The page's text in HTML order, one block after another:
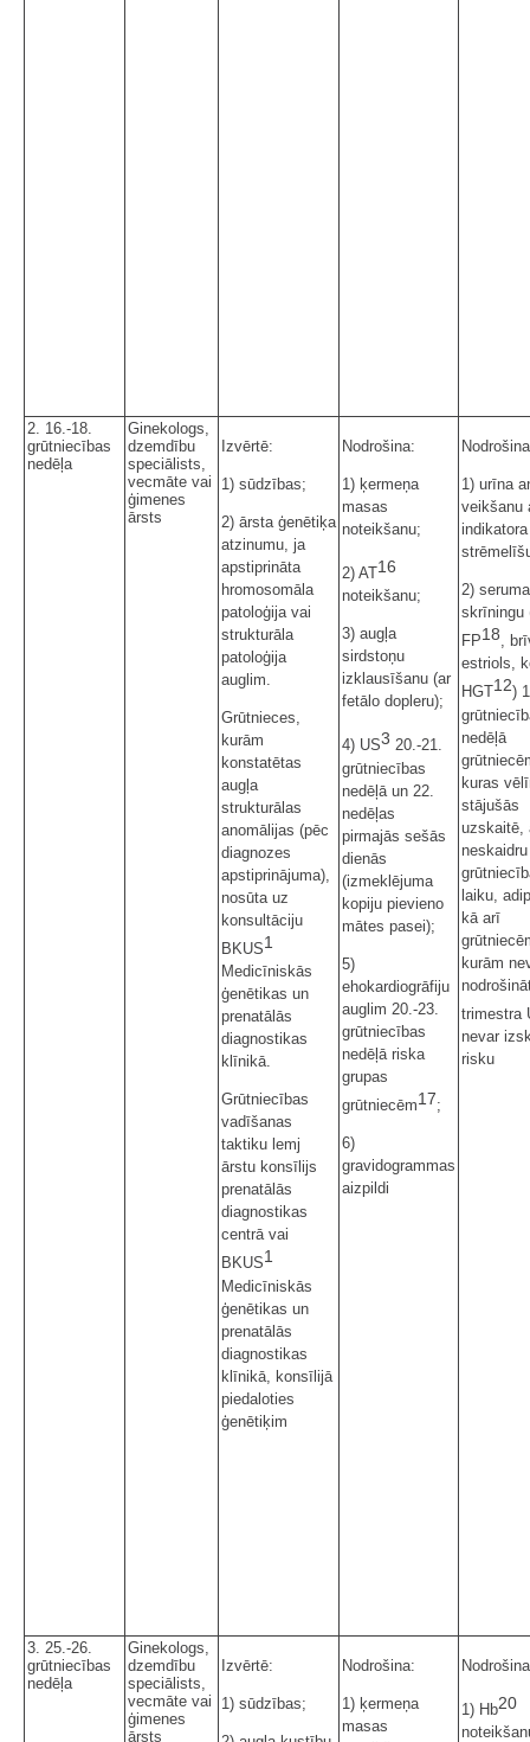
2. 16.-18.
grūtniecības
nedēļa
Ginekologs,
dzemdību
speciālists,
vecmāte vai
ģimenes
ārsts
Izvērtē:
1) sūdzības;
2) ārsta ģenētiķa
atzinumu, ja
apstiprināta
hromosomāla
patoloģija vai
strukturāla
patoloģija
auglim.
Grūtnieces,
kurām
konstatētas
augļa
strukturālas
anomālijas (pēc
diagnozes
apstiprinājuma),
nosūta uz
konsultāciju
BKUS1
Medicīniskās
ģenētikas un
prenatālās
diagnostikas
klīnikā.
Grūtniecības
vadīšanas
taktiku lemj
ārstu konsīlijs
prenatālās
diagnostikas
centrā vai
BKUS1
Medicīniskās
ģenētikas un
prenatālās
diagnostikas
klīnikā, konsīlijā
piedaloties
ģenētiķim
Nodrošina:
1) ķermeņa
masas
noteikšanu;
2) AT16
noteikšanu;
3) augļa
sirdstoņu
izklausīšanu (ar
fetālo dopleru);
4) US3 20.-21.
grūtniecības
nedēļā un 22.
nedēļas
pirmajās sešās
dienās
(izmeklējuma
kopiju pievieno
mātes pasei);
5)
ehokardiogrāfiju
auglim 20.-23.
grūtniecības
nedēļā riska
grupas
grūtniecēm17;
6)
gravidogrammas
aizpildi
1) urīna
veikšanu
indikatora
2) seruma
skrīningu
FP18,
estriols,
HGT12)
nedēļā
kuras
stājušās
uzskaitē,
neskaidru
laiku,
kā arī
kurām
trimestra
nevar
risku
3. 25.-26.
grūtniecības
nedēļa
Ginekologs,
dzemdību
speciālists,
vecmāte vai
ģimenes
ārsts
Izvērtē:
1) sūdzības;
Nodrošina:
1) ķermeņa
masas
1) Hb20